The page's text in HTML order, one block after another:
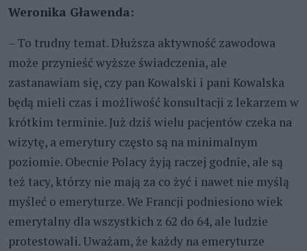
Weronika Gławenda:
– To trudny temat. Dłuższa aktywność zawodowa
może przynieść wyższe świadczenia, ale
zastanawiam się, czy pan Kowalski i pani Kowalska
będą mieli czas i możliwość konsultacji z lekarzem w
krótkim terminie. Już dziś wielu pacjentów czeka na
wizytę, a emerytury często są na minimalnym
poziomie. Obecnie Polacy żyją raczej godnie, ale są
też tacy, którzy nie mają za co żyć i nawet nie myślą
myśleć o emeryturze. We Francji podniesiono wiek
emerytalny dla wszystkich z 62 do 64, ale ludzie
protestowali. Uważam, że każdy na emeryturze